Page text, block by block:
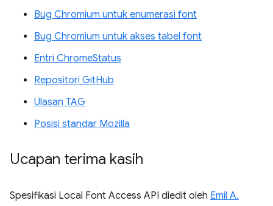
Bug Chromium untuk enumerasi font
Bug Chromium untuk akses tabel font
Entri ChromeStatus
Repositori GitHub
Ulasan TAG
Posisi standar Mozilla
Ucapan terima kasih
Spesifikasi Local Font Access API diedit oleh Emil A.